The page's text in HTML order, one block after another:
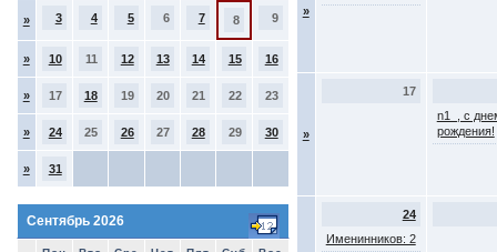
» 3 4 5 6 7 8 9
» 10 11 12 13 14 15 16
» 17 18 19 20 21 22 23
» 24 25 26 27 28 29 30
» 31
Сентябрь 2026
»
»
17
n1_, с
рождения!
24
Именинников: 2